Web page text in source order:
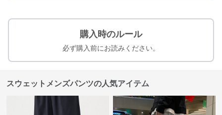
購入時のルール
必ず購入前にお読みください。
スウェットメンズパンツの人気アイテム